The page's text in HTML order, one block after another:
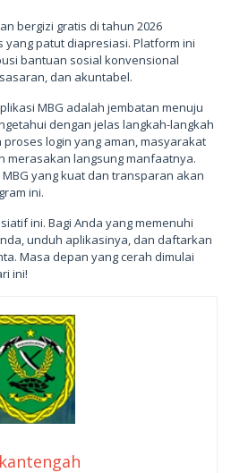
bergizi gratis di tahun 2026
patut diapresiasi. Platform ini
bantuan sosial konvensional
dan akuntabel.
MBG adalah jembatan menuju
dengan jelas langkah-langkah
login yang aman, masyarakat
merasakan langsung manfaatnya.
yang kuat dan transparan akan
ini.
ini. Bagi Anda yang memenuhi
unduh aplikasinya, dan daftarkan
Masa depan yang cerah dimulai
ini!